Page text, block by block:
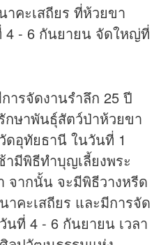
าคะเสถียร ที่ห้วยขา
- 6 กันยายน จัดใหญ่ที่
ารจัดงานรำลึก 25 ปี
กษาพันธุ์สัตว์ป่าห้วยขา
ดอุทัยธานี ในวันที่ 1
ามีพิธีทำบุญเลี้ยงพระ
จากนั้น จะมีพิธีวางหรีด
คะเสถียร และมีการจัด
นที่ 4 - 6 กันยายน เวลา